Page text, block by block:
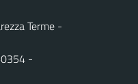
Terme -
-